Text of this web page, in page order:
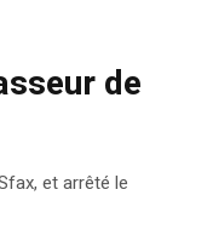
de
et arrêté le